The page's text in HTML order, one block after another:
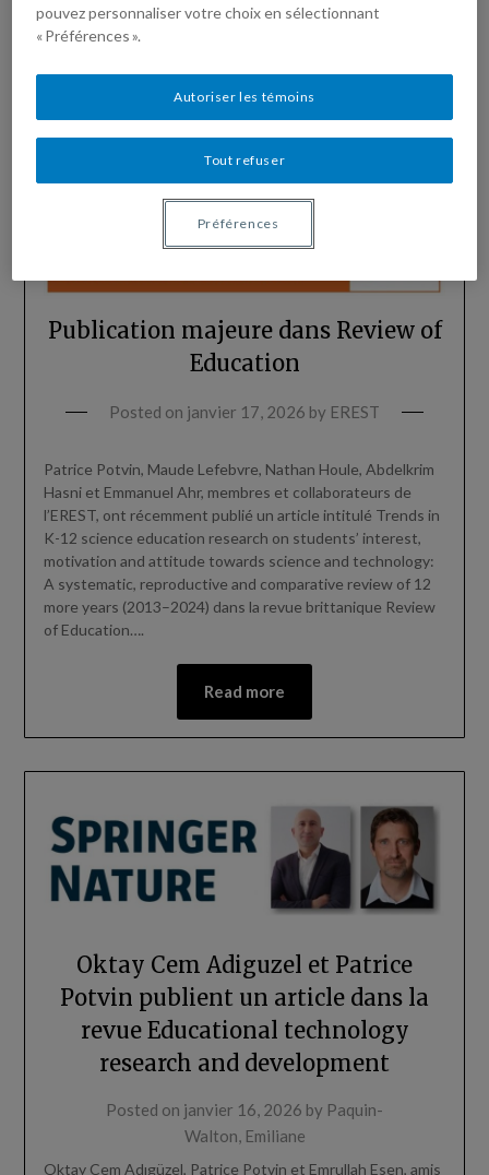
Publication majeure dans Review of
Education
Posted on janvier 17, 2026 by EREST
Patrice Potvin, Maude Lefebvre, Nathan Houle, Abdelkrim
Hasni et Emmanuel Ahr, membres et collaborateurs de
l’EREST, ont récemment publié un article intitulé Trends in
K-12 science education research on students’ interest,
motivation and attitude towards science and technology:
A systematic, reproductive and comparative review of 12
more years (2013–2024) dans la revue brittanique Review
of Education….
Read more
Oktay Cem Adiguzel et Patrice
Potvin publient un article dans la
revue Educational technology
research and development
Posted on janvier 16, 2026 by Paquin-
Walton, Emiliane
Oktay Cem Adıgüzel, Patrice Potvin et Emrullah Esen, amis
pouvez personnaliser votre choix en sélectionnant
« Préférences ».
Tout refuser
Autoriser les témoins
Préférences